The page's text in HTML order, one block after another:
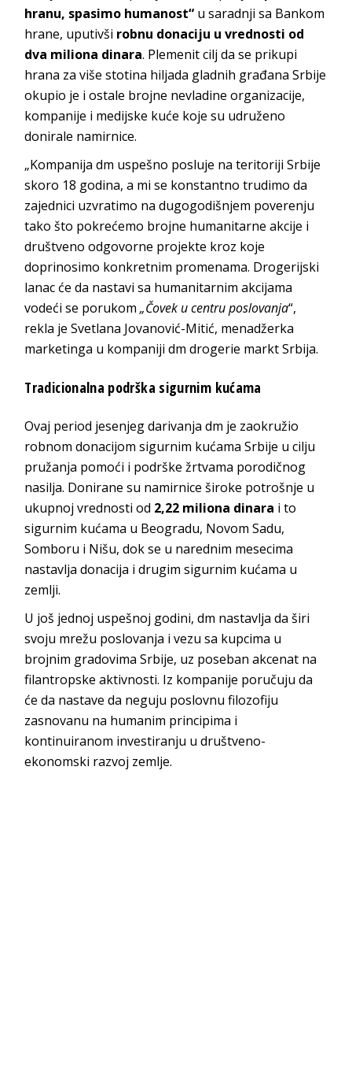
hranu, spasimo humanost“ u saradnji sa Bankom
hrane, uputivši robnu donaciju u vrednosti od
dva miliona dinara. Plemenit cilj da se prikupi
hrana za više stotina hiljada gladnih građana Srbije
okupio je i ostale brojne nevladine organizacije,
kompanije i medijske kuće koje su udruženo
donirale namirnice.
„Kompanija dm uspešno posluje na teritoriji Srbije
skoro 18 godina, a mi se konstantno trudimo da
zajednici uzvratimo na dugogodišnjem poverenju
tako što pokrećemo brojne humanitarne akcije i
društveno odgovorne projekte kroz koje
doprinosimo konkretnim promenama. Drogerijski
lanac će da nastavi sa humanitarnim akcijama
vodeći se porukom„Čovek u centru poslovanja“,
rekla je Svetlana Jovanović-Mitić, menadžerka
marketinga u kompaniji dm drogerie markt Srbija.
Tradicionalna podrška sigurnim kućama
Ovaj period jesenjeg darivanja dm je zaokružio
robnom donacijom sigurnim kućama Srbije u cilju
pružanja pomoći i podrške žrtvama porodičnog
nasilja. Donirane su namirnice široke potrošnje u
ukupnoj vrednosti od 2,22 miliona dinara i to
sigurnim kućama u Beogradu, Novom Sadu,
Somboru i Nišu, dok se u narednim mesecima
nastavlja donacija i drugim sigurnim kućama u
zemlji.
U još jednoj uspešnoj godini, dm nastavlja da širi
svoju mrežu poslovanja i vezu sa kupcima u
brojnim gradovima Srbije, uz poseban akcenat na
filantropske aktivnosti. Iz kompanije poručuju da
će da nastave da neguju poslovnu filozofiju
zasnovanu na humanim principima i
kontinuiranom investiranju u društveno-
ekonomski razvoj zemlje.